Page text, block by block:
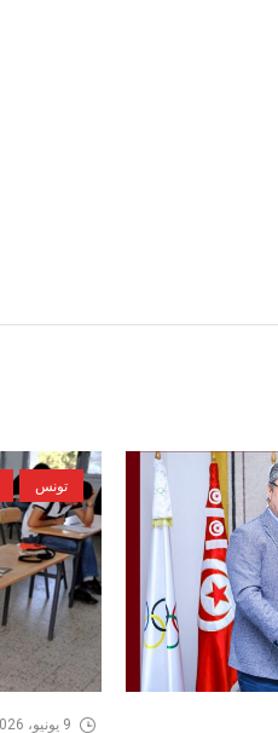
تونس
9 يونيو، 2026